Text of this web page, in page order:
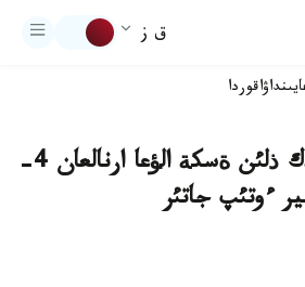
ق ز
اقوردا
اقتاؤدا شوقئر بولتةك ذلئن ةسكة الؤعا ارنالعان 4-
ءوتئپ جاتئر